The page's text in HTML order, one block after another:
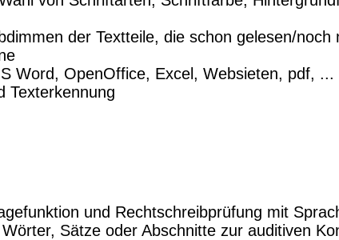
der Textteile, die schon gelesen/noch
Word, OpenOffice, Excel, Websieten, pdf, ...
Texterkennung
und Rechtschreibprüfung mit
Sätze oder Abschnitte zur auditiven